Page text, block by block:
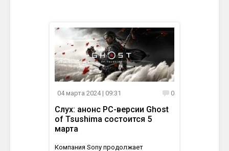
04 марта 2024| 09:31 0
Слух: анонс PC-версии Ghost
of Tsushima состоится 5
марта
Компания Sony продолжает